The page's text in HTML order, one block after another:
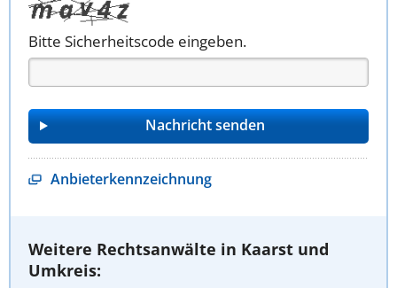
Bitte Sicherheitscode eingeben.
Anbieterkennzeichnung
Weitere Rechtsanwälte in Kaarst und
Umkreis: